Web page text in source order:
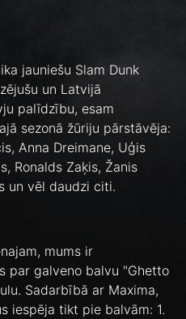
jauniešu Slam Dunk
un Latvijā
palīdzību, esam
sezonā žūriju pārstāvēja:
Anna Dreimane, Uģis
Ronalds Zaķis, Žanis
un vēl daudzi citi.
mums ir
par galveno balvu "Ghetto
Sadarbībā ar Maxima,
iespēja tikt pie balvām: 1.